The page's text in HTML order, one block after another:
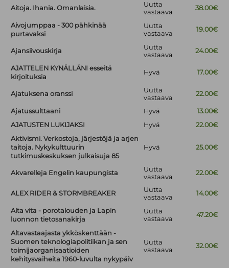
Aitoja. Ihania. Omanlaisia.
Uutta
vastaava
38.00€
Aivojumppaa - 300 pähkinää
purtavaksi
Uutta
vastaava
19.00€
Ajansiivouskirja
Uutta
vastaava
24.00€
AJATTELEN KYNÄLLÄNI esseitä
kirjoituksia
Hyvä 17.00€
Ajatuksena oranssi
Uutta
vastaava
22.00€
Ajatussulttaani Hyvä
13.00€
AJATUSTEN LUKIJAKSI
Hyvä
22.00€
Aktivismi. Verkostoja, järjestöjä ja arjen
taitoja. Nykykulttuurin
tutkimuskeskuksen julkaisuja 85
Hyvä 25.00€
Akvarelleja Engelin kaupungista
Uutta
vastaava
22.00€
ALEX RIDER & STORMBREAKER
Uutta
vastaava
14.00€
Alta vita - porotalouden ja Lapin
luonnon tietosanakirja
Uutta
vastaava
47.20€
Altavastaajasta ykköskenttään -
Suomen teknologiapolitiikan ja sen
toimijaorganisaatioiden
kehitysvaiheita 1960-luvulta nykypäiv
Uutta
vastaava
32.00€